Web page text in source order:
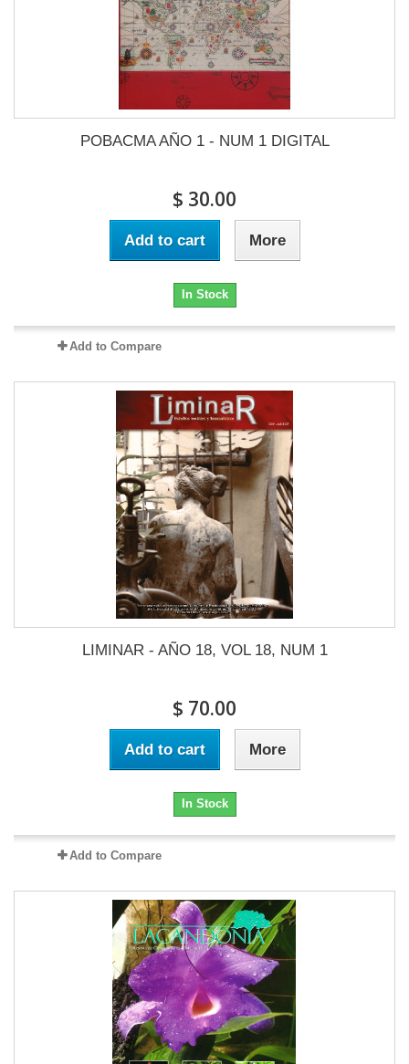
POBACMA AÑO 1 - NUM 1 DIGITAL
$ 30.00
Add to cart More
In Stock
Add to Compare
LIMINAR - AÑO 18, VOL 18, NUM 1
$ 70.00
Add to cart More
In Stock
Add to Compare